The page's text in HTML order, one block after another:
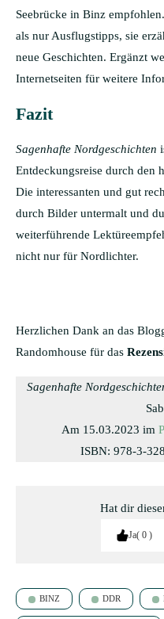
Seebrücke in Binz
als nur Ausflugstipps, sie
neue Geschichten. Ergänzt
Internetseiten für weitere
Fazit
Sagenhafte Nordgeschichten
Entdeckungsreise durch den
Die interessanten und gut
durch Bilder untermalt und
weiterführende
nicht nur für Nordlichter.
Herzlichen Dank an das
Randomhouse für das
Sagenhafte
Am 15.03.2023 im
ISBN: 978-3-
Hat dir
Ja 0
BINZ DDR